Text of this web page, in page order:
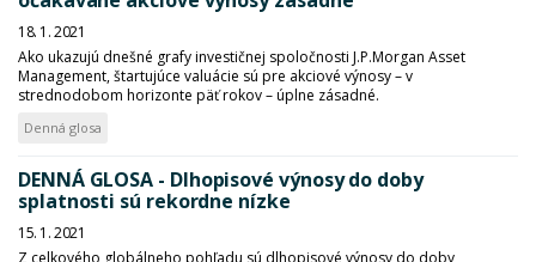
18. 1. 2021
Ako ukazujú dnešné grafy investičnej spoločnosti J.P.Morgan Asset
Management, štartujúce valuácie sú pre akciové výnosy – v
strednodobom horizonte päť rokov – úplne zásadné.
Denná glosa
DENNÁ GLOSA - Dlhopisové výnosy do doby
splatnosti sú rekordne nízke
15. 1. 2021
Z celkového globálneho pohľadu sú dlhopisové výnosy do doby